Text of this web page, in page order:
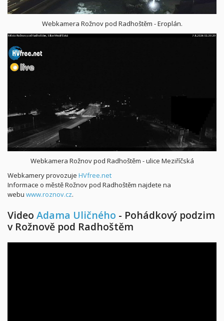
Webkamera Rožnov pod Radhoštěm - Eroplán.
Webkamera Rožnov pod Radhoštěm - ulice Meziříčská
Webkamery provozuje HVfree.net
Informace o městě Rožnov pod Radhoštěm najdete na
webu www.roznov.cz.
Video Adama Uličného - Pohádkový podzim
v Rožnově pod Radhoštěm